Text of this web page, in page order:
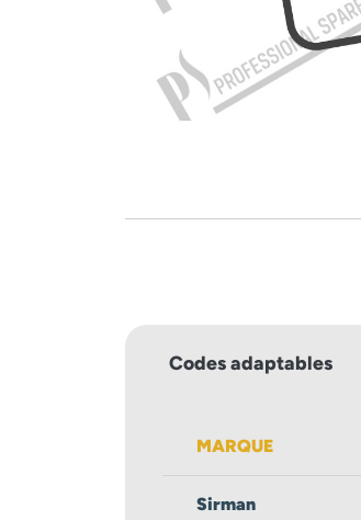
Codes adaptables
MARQUE
Sirman